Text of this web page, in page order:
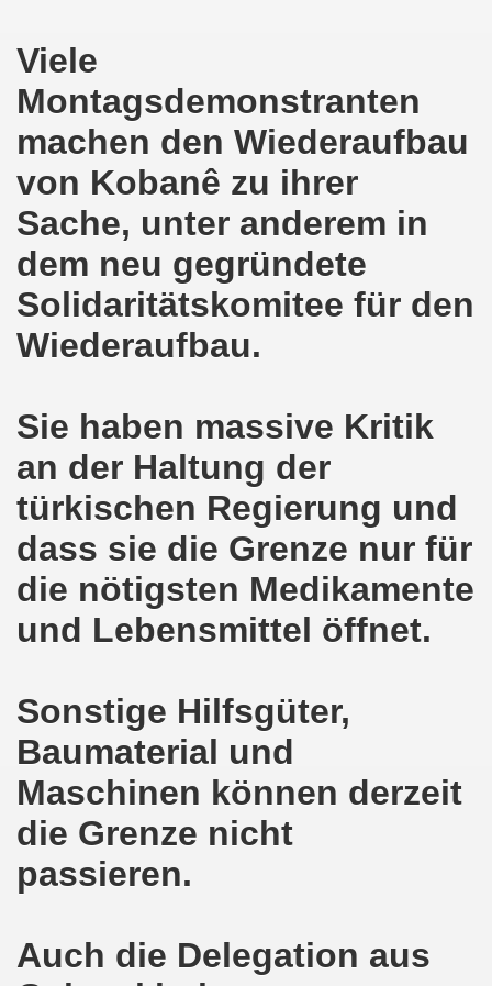
Viele
Montagsdemonstranten
machen den Wiederaufbau
von Kobanê zu ihrer
Sache, unter anderem in
dem neu gegründete
Solidaritätskomitee für den
Wiederaufbau.
Sie haben massive Kritik
an der Haltung der
türkischen Regierung und
dass sie die Grenze nur für
die nötigsten Medikamente
und Lebensmittel öffnet.
Sonstige Hilfsgüter,
Baumaterial und
Maschinen können derzeit
die Grenze nicht
passieren.
Auch die Delegation aus
im neuen Jahr 2023 am 23.01.2023 mit
Bewegung am 21.11.2022: Sofortiger Stopp des
Montagsdemo-Bewegung am 14.11.2022 auf dem
Protest gegen die Preissteigerungen und für
am 10.10.2022: "Jin - Jiyan - Azadi -
Herbstdemonstration gegen die Politik der
ruft auf am 10.10.2022 zur Solidarität mit den
lädt am 12.09.2022 ein: Entlastungs-Paket
wir den III. Weltkrieg! Kommt zum Antikriegstag
ist bereit seit dem 22.08.2022 zu kämpfen
ruft auf am 22.08.2022 zum Protest und
Montagsdemo-Bewegung: Stärken wir
751. Gelsenkirchener Montagsdemo-Bewegung auf
gegen Inflation, gegen Armut und gegen die
mit bis zu etwa ca. 1.500 Teilnehmerinnen
Montagsdemo-Bewegung am 23.05.2022 - stärken wir
mich aktiv am 01.05.2022 im Zeichen des Kampfes